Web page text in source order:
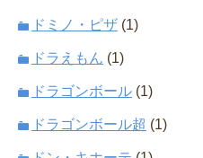
ドミノ・ピザ (1)
ドラえもん (1)
ドラゴンボール (1)
ドラゴンボール超 (1)